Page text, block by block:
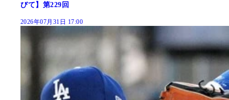
びて】第229回
2026年07月31日 17:00